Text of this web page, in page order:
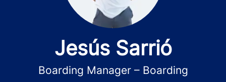
Jesús Sarrió
Boarding Manager – Boarding